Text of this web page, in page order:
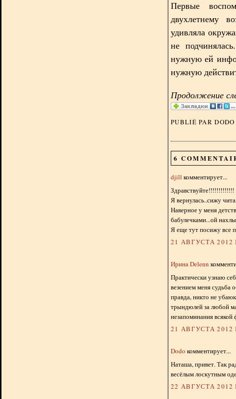
Первые
двухлетнему
удивляла
не
нужную ей
нужную
Продолжение
PUBLIÉ PAR DODO
6
djill комментирует...
Здравствуйте!!!!!!!!!!!!!
Я вернулась..сижу
Наверное у меня
бабулечками...ой
Я еще тут посижу все
21 АВГУСТА 2012
Ирина Delenn
Практически узнаю
везением меня судьба
правда, никто не
трындюлей за любой
незапоминания
21 АВГУСТА 2012
Dodo комментирует...
Наташа, привет. Так
весёлым лоскутным
22 АВГУСТА 2012